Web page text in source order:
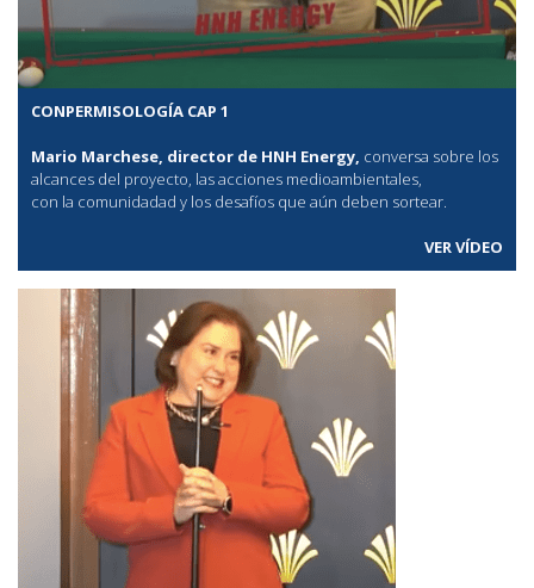
CONPERMISOLOGÍA CAP 1
Mario Marchese, director de HNH Energy, conversa sobre los
alcances del proyecto, las acciones medioambientales,
con la comunidadad y los desafíos que aún deben sortear.
VER VÍDEO